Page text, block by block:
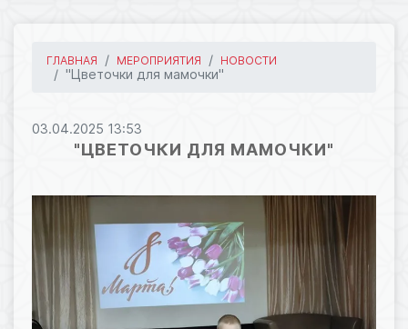
ГЛАВНАЯ МЕРОПРИЯТИЯ НОВОСТИ
"Цветочки для мамочки"
03.04.2025 13:53
"ЦВЕТОЧКИ ДЛЯ МАМОЧКИ"